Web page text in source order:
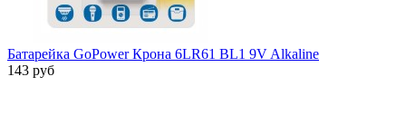
Батарейка GoPower Крона 6LR61 BL1 9V Alkaline
143 руб